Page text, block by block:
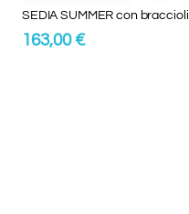
SEDIA SUMMER con braccioli
163,00 €